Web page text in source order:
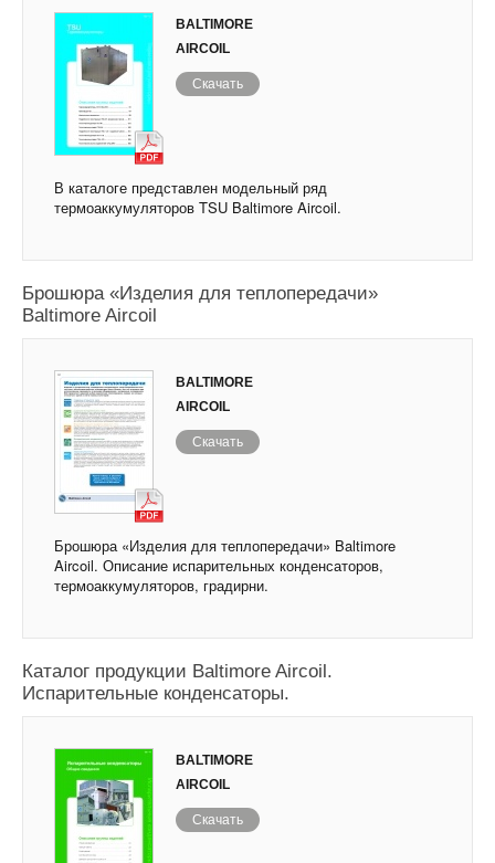
BALTIMORE
AIRCOIL
Скачать
В каталоге представлен модельный ряд
термоаккумуляторов TSU Baltimore Aircoil.
Брошюра «Изделия для теплопередачи»
Baltimore Aircoil
BALTIMORE
AIRCOIL
Скачать
Брошюра «Изделия для теплопередачи» Baltimore
Aircoil. Описание испарительных конденсаторов,
термоаккумуляторов, градирни.
Каталог продукции Baltimore Aircoil.
Испарительные конденсаторы.
BALTIMORE
AIRCOIL
Скачать